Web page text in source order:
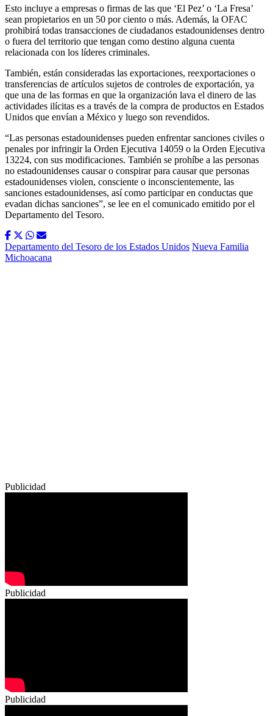
Esto incluye a empresas o firmas de las que ‘El Pez’ o ‘La Fresa’
sean propietarios en un 50 por ciento o más. Además, la OFAC
prohibirá todas transacciones de ciudadanos estadounidenses dentro
o fuera del territorio que tengan como destino alguna cuenta
relacionada con los líderes criminales.
También, están consideradas las exportaciones, reexportaciones o
transferencias de artículos sujetos de controles de exportación, ya
que una de las formas en que la organización lava el dinero de las
actividades ilícitas es a través de la compra de productos en Estados
Unidos que envían a México y luego son revendidos.
“Las personas estadounidenses pueden enfrentar sanciones civiles o
penales por infringir la Orden Ejecutiva 14059 o la Orden Ejecutiva
13224, con sus modificaciones. También se prohíbe a las personas
no estadounidenses causar o conspirar para causar que personas
estadounidenses violen, consciente o inconscientemente, las
sanciones estadounidenses, así como participar en conductas que
evadan dichas sanciones”, se lee en el comunicado emitido por el
Departamento del Tesoro.
Departamento del Tesoro de los Estados Unidos Nueva Familia
Michoacana
Publicidad
Publicidad
Publicidad